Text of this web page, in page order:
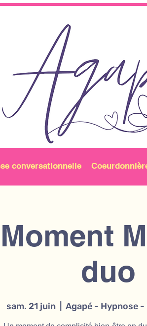
conversationnelle
duo
sam. 21 juin
  |
Agapé - Hypnose